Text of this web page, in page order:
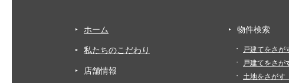
ホーム
私たちのこだわり
店舗情報
物件検索
戸建てをさが
戸建てをさが
土地をさがす